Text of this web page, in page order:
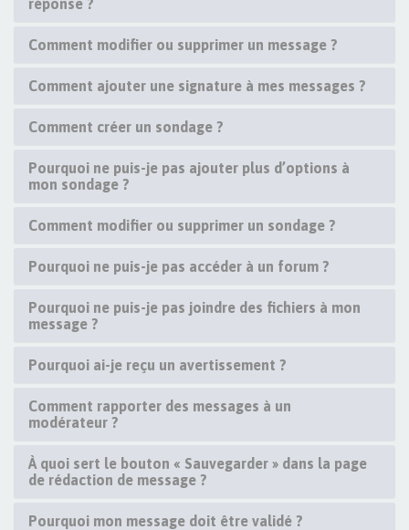
réponse ?
Comment modifier ou supprimer un message ?
Comment ajouter une signature à mes messages ?
Comment créer un sondage ?
Pourquoi ne puis-je pas ajouter plus d’options à
mon sondage ?
Comment modifier ou supprimer un sondage ?
Pourquoi ne puis-je pas accéder à un forum ?
Pourquoi ne puis-je pas joindre des fichiers à mon
message ?
Pourquoi ai-je reçu un avertissement ?
Comment rapporter des messages à un
modérateur ?
À quoi sert le bouton « Sauvegarder » dans la page
de rédaction de message ?
Pourquoi mon message doit être validé ?